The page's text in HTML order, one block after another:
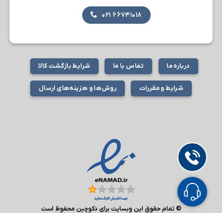
۶۶۷۴۱۰۱۸ ۰۲۱
درباره ما تماس با ما شرایط بازگشت کالا
شرایط و مقررات روش‌ها و هزینه‌های ارسال
© تمام حقوق این وبسایت برای دکوچین محفوظ است